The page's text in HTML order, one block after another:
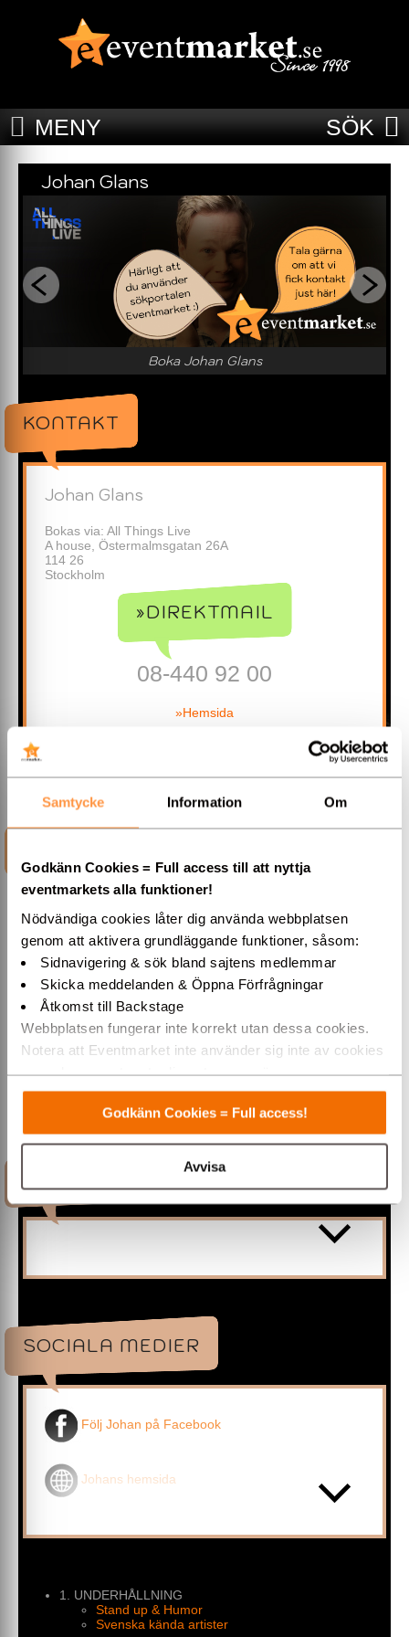
Samtycke Information Om
Godkänn Cookies = Full access till att nyttja
eventmarkets alla funktioner!
Nödvändiga cookies låter dig använda webbplatsen
genom att aktivera grundläggande funktioner, såsom:
Sidnavigering & sök bland sajtens medlemmar
Skicka meddelanden & Öppna Förfrågningar
Åtkomst till Backstage
Webbplatsen fungerar inte korrekt utan dessa cookies.
Notera att Eventmarket inte använder sig inte av cookies
som placeras ut av tredjepartsannonsörer.
Varmt välkommen till Eventmarket!
Godkänn Cookies = Full access!
Avvisa
MENY SÖK
Johan Glans
Boka Johan Glans
KONTAKT
Johan Glans
Bokas via: All Things Live
A house, Östermalmsgatan 26A
114 26
Stockholm
»DIREKTMAIL
08-440 92 00
»Hemsida
Johan Glans, älskad och
folkkär komiker
Johan Glans - En av Sveriges mest älskade och
Boka Johan Glans
Johan Glans blir mer Johan Glans på scenen. Och ju
mer Johan Glans man får, desto roligare är det. Johan
kan bokas som: standupkomiker, skådespelare,
film/TV-medverkan och musikal/teater.
Han har en sparsmakad mimik, men ett höjt ögonbryn i
rätt ögonblick blir rena "gånerpåknä-roligt". Vi är vana
vid att se Johan Glans vara rolig på TV. Men på
scenen blir det rent magiskt. Johan Glans har arbetat
runtom i landet.
Johan Glans bokas via All Things Live.
Kontakta oss vid frågor eller bokning.
SOCIALA MEDIER
Följ Johan på Facebook
Johans hemsida
1. UNDERHÅLLNING
Stand up & Humor
Svenska kända artister